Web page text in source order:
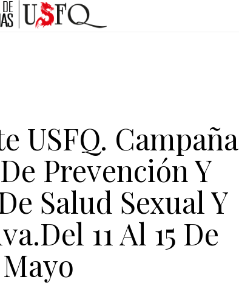
USFQ. Campaña
Prevención Y
Salud Sexual Y
11 Al 15 De
Mayo